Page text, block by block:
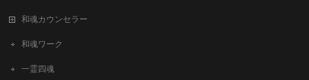
和魂カウンセラー
和魂ワーク
一霊四魂